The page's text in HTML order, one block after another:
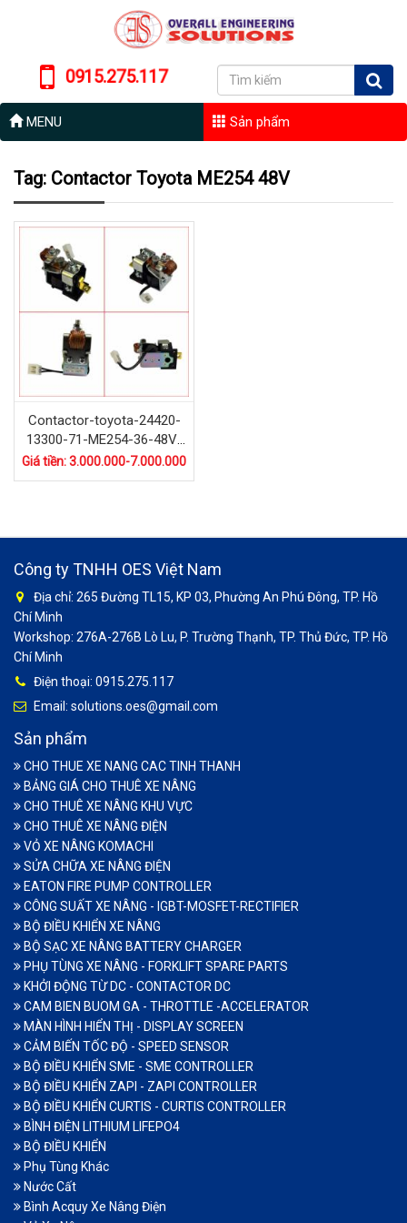
0915.275.117
MENU Sản phẩm
Tag: Contactor Toyota ME254 48V
Contactor-toyota-24420-
13300-71-ME254-36-48V-
300A
Giá tiền: 3.000.000-7.000.000
Công ty TNHH OES Việt Nam
Địa chỉ: 265 Đường TL15, KP 03, Phường An Phú Đông, TP. Hồ
Chí Minh
Workshop: 276A-276B Lò Lu, P. Trường Thạnh, TP. Thủ Đức, TP. Hồ
Chí Minh
Điện thoại: 0915.275.117
Email: solutions.oes@gmail.com
Sản phẩm
CHO THUE XE NANG CAC TINH THANH
BẢNG GIÁ CHO THUÊ XE NÂNG
CHO THUÊ XE NÂNG KHU VỰC
CHO THUÊ XE NÂNG ĐIỆN
VỎ XE NÂNG KOMACHI
SỬA CHỮA XE NÂNG ĐIỆN
EATON FIRE PUMP CONTROLLER
CÔNG SUẤT XE NÂNG - IGBT-MOSFET-RECTIFIER
BỘ ĐIỀU KHIỂN XE NÂNG
BỘ SẠC XE NÂNG BATTERY CHARGER
PHỤ TÙNG XE NÂNG - FORKLIFT SPARE PARTS
KHỞI ĐỘNG TỪ DC - CONTACTOR DC
CAM BIEN BUOM GA - THROTTLE -ACCELERATOR
MÀN HÌNH HIỂN THỊ - DISPLAY SCREEN
CẢM BIẾN TỐC ĐỘ - SPEED SENSOR
BỘ ĐIỀU KHIỂN SME - SME CONTROLLER
BỘ ĐIỀU KHIỂN ZAPI - ZAPI CONTROLLER
BỘ ĐIỀU KHIỂN CURTIS - CURTIS CONTROLLER
BÌNH ĐIỆN LITHIUM LIFEPO4
BỘ ĐIỀU KHIỂN
Phụ Tùng Khác
Nước Cất
Bình Acquy Xe Nâng Điện